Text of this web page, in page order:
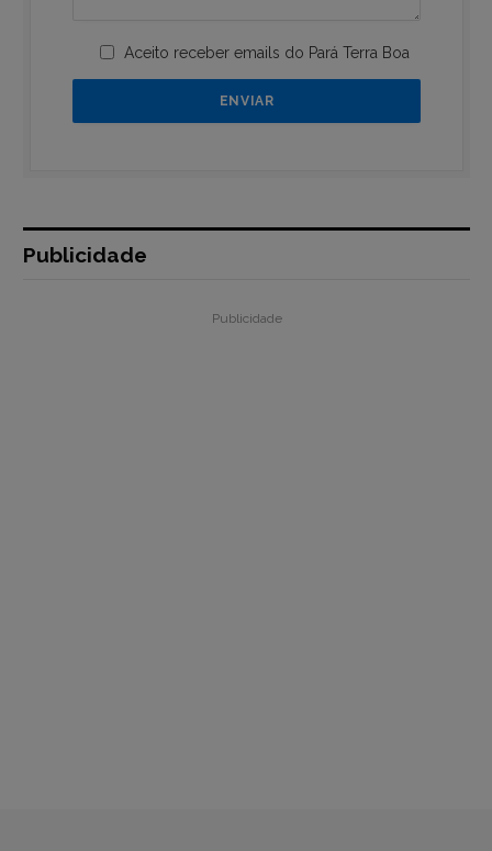
Aceito receber emails do Pará Terra Boa
Publicidade
Publicidade